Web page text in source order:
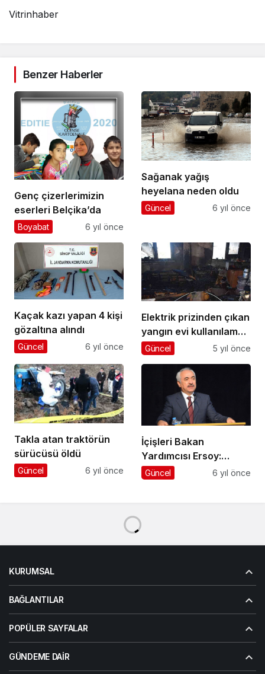
Vitrinhaber
Benzer Haberler
Genç çizerlerimizin
eserleri Belçika’da
Boyabat 6 yıl önce
Sağanak yağış
heyelana neden oldu
Güncel 6 yıl önce
Kaçak kazı yapan 4 kişi
gözaltına alındı
Güncel 6 yıl önce
Elektrik prizinden çıkan
yangın evi kullanılamaz
hale getirdi
Güncel 5 yıl önce
Takla atan traktörün
sürücüsü öldü
Güncel 6 yıl önce
İçişleri Bakan
Yardımcısı Ersoy:
Çadıra Ulaşamamış,
Güncel 6 yıl önce
KURUMSAL
BAĞLANTILAR
POPÜLER SAYFALAR
GÜNDEME DAIR